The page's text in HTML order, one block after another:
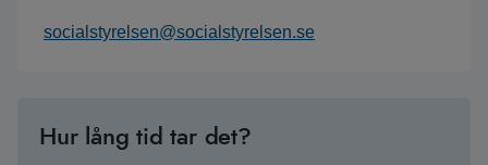
socialstyrelsen@socialstyrelsen.se
Hur lång tid tar det?